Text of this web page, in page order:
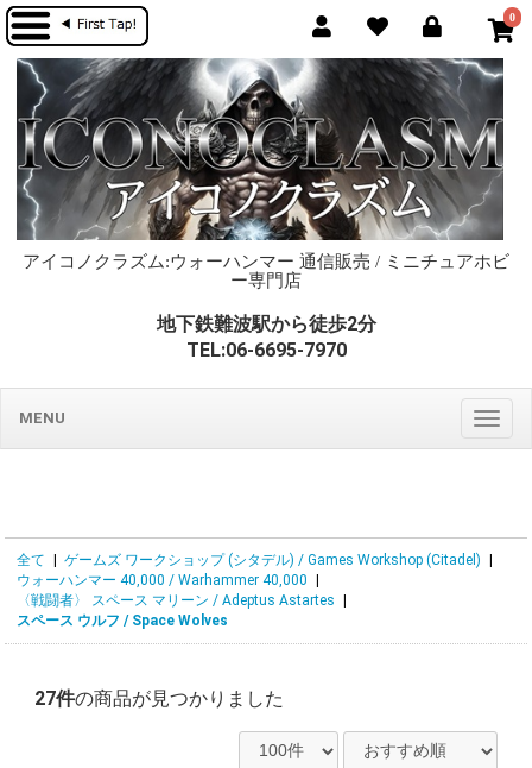
0
アイコノクラズム:ウォーハンマー 通信販売 / ミニチュアホビ
ー専門店
地下鉄難波駅から徒歩2分
TEL:06-6695-7970
MENU
全て ゲームズ ワークショップ (シタデル) / Games Workshop (Citadel)
ウォーハンマー 40,000 / Warhammer 40,000
〈戦闘者〉 スペース マリーン / Adeptus Astartes
スペース ウルフ / Space Wolves
27件の商品が見つかりました